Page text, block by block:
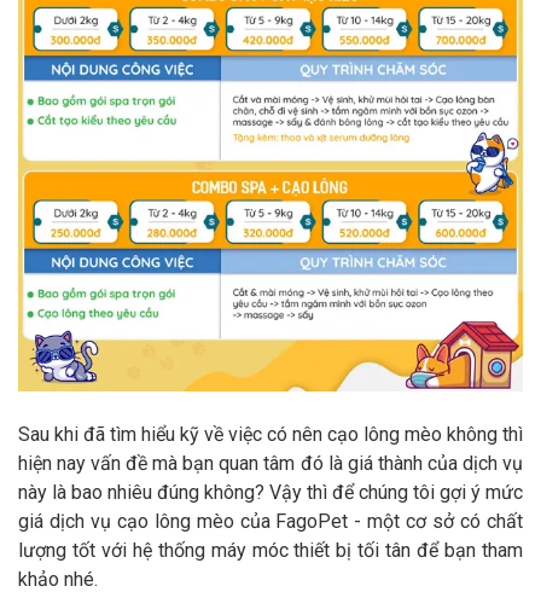
Sau khi đã tìm hiểu kỹ về việc có nên cạo lông mèo không thì
hiện nay vấn đề mà bạn quan tâm đó là giá thành của dịch vụ
này là bao nhiêu đúng không? Vậy thì để chúng tôi gợi ý mức
giá dịch vụ cạo lông mèo của FagoPet - một cơ sở có chất
lượng tốt với hệ thống máy móc thiết bị tối tân để bạn tham
khảo nhé.